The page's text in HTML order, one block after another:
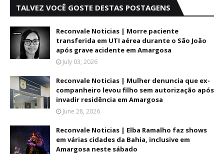
TALVEZ VOCÊ GOSTE DESTAS POSTAGENS
Reconvale Noticias | Morre paciente
transferida em UTI aérea durante o São João
após grave acidente em Amargosa
July 03, 2026
Reconvale Noticias | Mulher denuncia que ex-
companheiro levou filho sem autorização após
invadir residência em Amargosa
June 28, 2026
Reconvale Noticias | Elba Ramalho faz shows
em várias cidades da Bahia, inclusive em
Amargosa neste sábado